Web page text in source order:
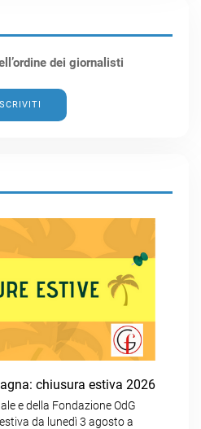
chiusura estiva 2026
e della Fondazione OdG
da lunedì 3 agosto a
dei giornalisti
ISCRIVITI